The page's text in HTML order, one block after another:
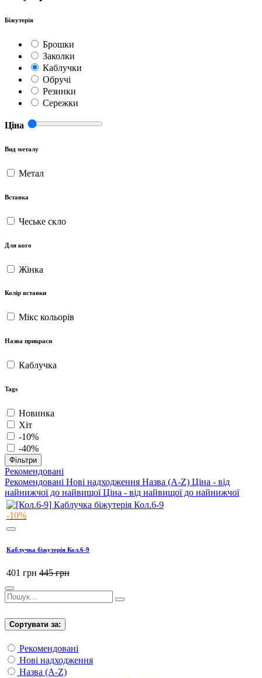
Біжутерія
Брошки
Заколки
Каблучки
Обручі
Резинки
Сережки
Ціна
Вид металу
Метал
Вставка
Чеське скло
Для кого
Жінка
Колір вставки
Мікс кольорів
Назва прикраси
Каблучка
Tags
Новинка
Хіт
-10%
-40%
Фільтри
Рекомендовані
Рекомендовані Нові надходження Назва (A-Z) Ціна - від
найнижчої до найвищої Ціна - від найвищої до найнижчої
-10%
Каблучка біжутерія Кол.6-9
401 грн 445грн
Сортувати за:
Рекомендовані
Нові надходження
Назва (A-Z)